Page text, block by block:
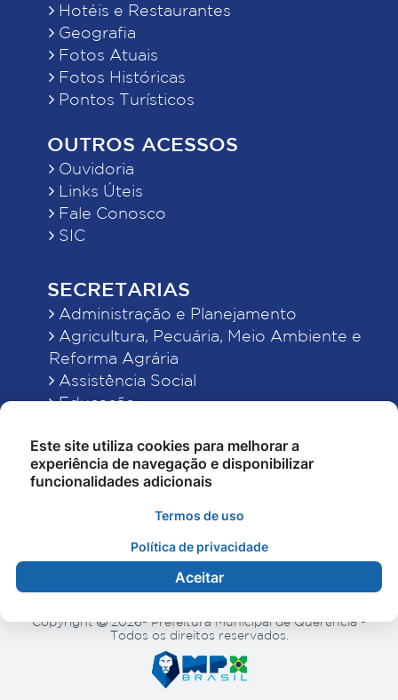
Hotéis e Restaurantes
Geografia
Fotos Atuais
Fotos Históricas
Pontos Turísticos
OUTROS ACESSOS
Ouvidoria
Links Úteis
Fale Conosco
SIC
SECRETARIAS
Administração e Planejamento
Agricultura, Pecuária, Meio Ambiente e
Reforma Agrária
Assistência Social
Educação
Finanças
Indústria, Comércio, Turismo, Ciência e
Tecnologia
Obras Públicas, Estradas e Rodagens
Saúde
Copyright
2026- Prefeitura Municipal de Querência -
Todos os direitos reservados.
Este site utiliza cookies para melhorar a
experiência de navegação e disponibilizar
funcionalidades adicionais
Termos de uso
Política de privacidade
Aceitar